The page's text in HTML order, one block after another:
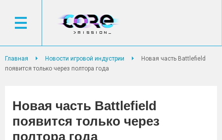
Главная Новости игровой индустрии
Новая часть Battlefield
появится только через полтора года
Новая часть Battlefield
появится только через
полтора года